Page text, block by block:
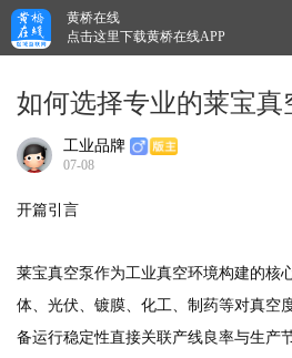
黄桥在线
点击这里下载黄桥在线APP
如何选择专业的莱宝真
工业品牌
07-08
开篇引言
莱宝真空泵作为工业真空环境构建的核
体、光伏、镀膜、化工、制药等对真空
备运行稳定性直接关联产线良率与生产